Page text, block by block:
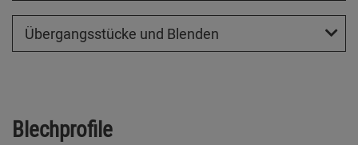
Übergangsstücke und Blenden
Blechprofile